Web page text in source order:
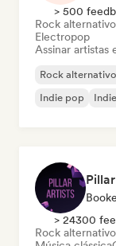
> 500
Rock alternativo
Electropop
Assinar artistas
Rock alternativo
Indie pop
> 24300
Rock alternativo